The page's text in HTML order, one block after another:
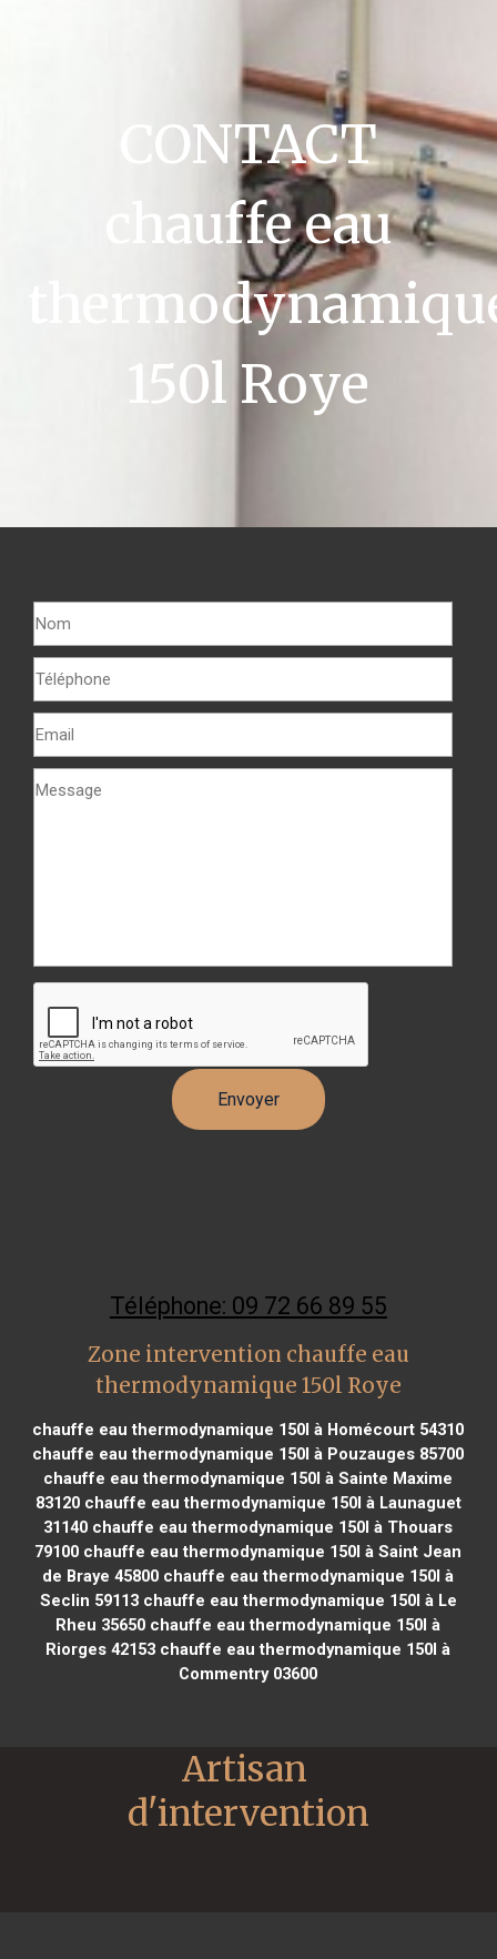
CONTACT
chauffe eau
150l Roye
Téléphone: 09 72 66 89 55
Zone intervention chauffe eau
thermodynamique 150l Roye
chauffe eau thermodynamique 150l à Homécourt 54310
chauffe eau thermodynamique 150l à Pouzauges 85700
chauffe eau thermodynamique 150l à Sainte Maxime
83120chauffe eau thermodynamique 150l à Launaguet
31140 chauffe eau thermodynamique 150l à Thouars
79100 chauffe eau thermodynamique 150l à Saint Jean
de Braye 45800 chauffe eau thermodynamique 150l à
Seclin 59113chauffe eau thermodynamique 150l à Le
Rheu 35650 chauffe eau thermodynamique 150l à
Riorges 42153 chauffe eau thermodynamique 150l à
Commentry 03600
Artisan
d'intervention